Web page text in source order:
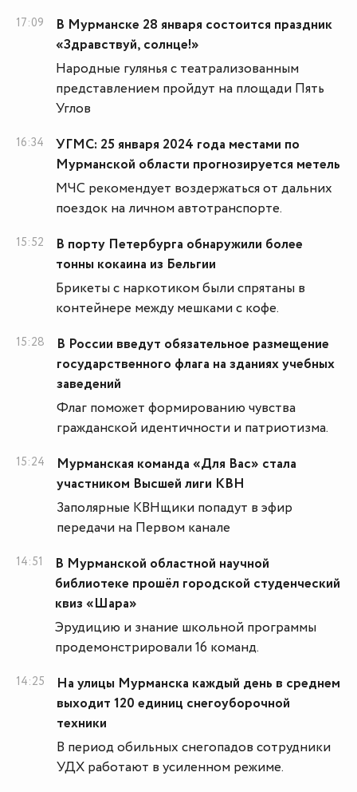
17:09
В Мурманске 28 января состоится праздник
«Здравствуй, солнце!»
Народные гулянья с театрализованным
представлением пройдут на площади Пять
Углов
16:34
УГМС: 25 января 2024 года местами по
Мурманской области прогнозируется метель
МЧС рекомендует воздержаться от дальних
поездок на личном автотранспорте.
15:52
В порту Петербурга обнаружили более
тонны кокаина из Бельгии
Брикеты с наркотиком были спрятаны в
контейнере между мешками с кофе.
15:28
В России введут обязательное размещение
государственного флага на зданиях учебных
заведений
Флаг поможет формированию чувства
гражданской идентичности и патриотизма.
15:24
Мурманская команда «Для Вас» стала
участником Высшей лиги КВН
Заполярные КВНщики попадут в эфир
передачи на Первом канале
14:51
В Мурманской областной научной
библиотеке прошёл городской студенческий
квиз «Шара»
Эрудицию и знание школьной программы
продемонстрировали 16 команд.
14:25
На улицы Мурманска каждый день в среднем
выходит 120 единиц снегоуборочной
техники
В период обильных снегопадов сотрудники
УДХ работают в усиленном режиме.